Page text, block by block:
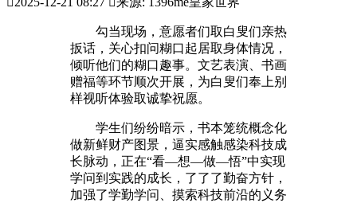
勾当现场，意愿者们取白叟们亲热
扳话，关心扣问糊口起居取身体情况，
倾听他们的糊口趣事。文艺表演、书画
赠福等环节顺次开展，为白叟们奉上别
样视听体验取诚挚祝愿。
学生们纷纷暗示，书本笼统概念化
做新鲜财产图景，逼实感触感染科技成
长脉动，正在“看—想—做—悟”中实现
学问到实践的成长，了了了勤奋方针，
加强了学勤学问、摸索科技前沿的义务